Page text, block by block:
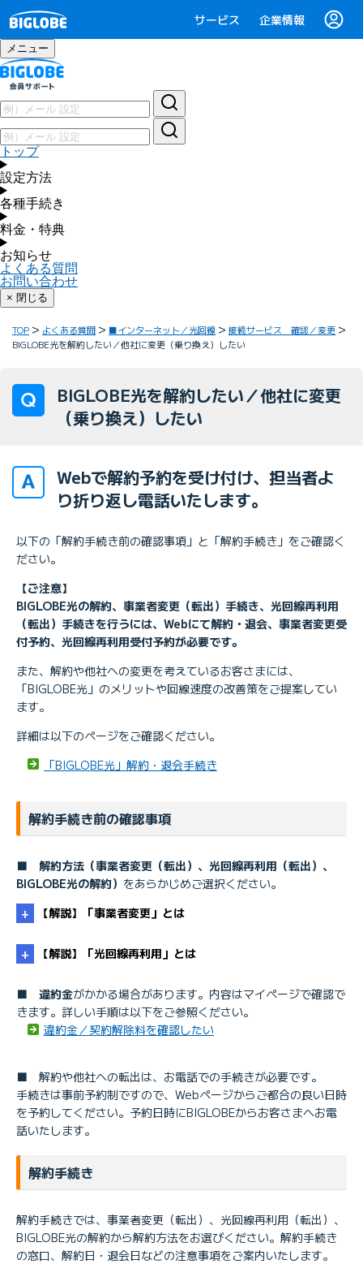
サービス 企業情報
メニュー
トップ
設定方法
各種手続き
料金・特典
お知らせ
よくある質問
お問い合わせ
× 閉じる
TOP よくある質問 ■インターネット／光回線
接続サービス 確認／変更
BIGLOBE光を解約したい／他社に変更（乗り換え）したい
BIGLOBE光を解約したい／他社に変更
（乗り換え）したい
Webで解約予約を受け付け、担当者よ
り折り返し電話いたします。
以下の「解約手続き前の確認事項」と「解約手続き」をご確認く
ださい。
【ご注意】
BIGLOBE光の解約、事業者変更（転出）手続き、光回線再利用
（転出）手続きを行うには、Webにて解約・退会、事業者変更受
付予約、光回線再利用受付予約が必要です。
また、解約や他社への変更を考えているお客さまには、
「BIGLOBE光」のメリットや回線速度の改善策をご提案してい
ます。
詳細は以下のページをご確認ください。
「BIGLOBE光」解約・退会手続き
解約手続き前の確認事項
■ 解約方法（事業者変更（転出）、光回線再利用（転出）、
BIGLOBE光の解約） をあらかじめご選択ください。
【解説】「事業者変更」とは
事業者変更
【解説】「光回線再利用」とは
■ 違約金がかかる場合があります。内容はマイページで確認で
きます。詳しい手順は以下をご参照ください。
違約金／契約解除料を確認したい
■ 解約や他社への転出は、お電話での手続きが必要です。
手続きは事前予約制ですので、Webページからご都合の良い日時
を予約してください。予約日時にBIGLOBEからお客さまへお電
話いたします。
解約手続き
解約手続きでは、事業者変更（転出）、光回線再利用（転出）、
BIGLOBE光の解約から解約方法をお選びください。解約手続き
の窓口、解約日・退会日などの注意事項をご案内いたします。